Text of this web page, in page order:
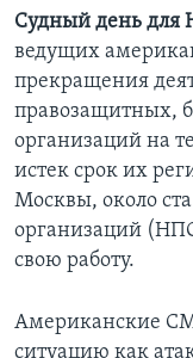
Перейти
поиск
ПОЧЕМУ ЭТО
ДИСКУССИЯ VOA
ДЕТАЛИ
НЬЮ-ЙОРК NEW
АМЕРИКА.
А КАК В
АРТЕФАКТЫ
АМЕРИКАНСКИЕ
ТЕСТЫ
ФАКТЫ ПРОТИВ
ЗА СВОБОДУ
УЧИМ
ВИДЕО
ПОДПИСКА НА
Learning English
СОЦИАЛЬНЫЕ СЕТИ
Судный день для
ведущих
прекращения
правозащитных,
организаций на
истек срок их
Москвы, около
организаций
свою работу.
Американские
ситуацию как